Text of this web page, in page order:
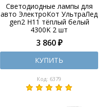
Светодиодные лампы для
авто ЭлектроКот УльтраЛед
gen2 H11 тёплый белый
4300K 2 шт
3 860 ₽
КУПИТЬ
Код: 6379